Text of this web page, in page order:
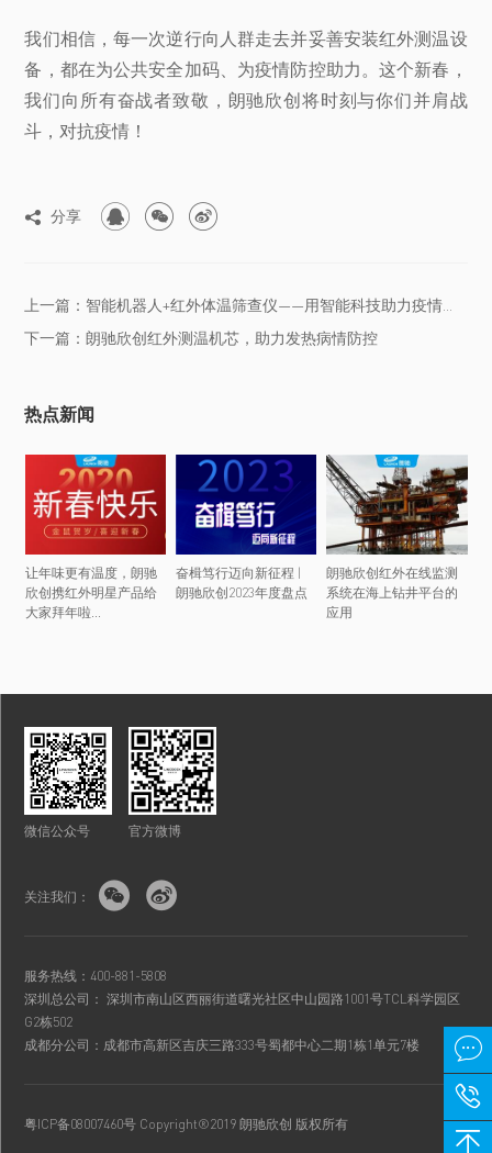
我们相信，每一次逆行向人群走去并妥善安装红外测温设
备，都在为公共安全加码、为疫情防控助力。这个新春，
我们向所有奋战者致敬，朗驰欣创将时刻与你们并肩战
斗，对抗疫情！
 分享   
下一篇：朗驰欣创红外测温机芯，助力发热病情防控
热点新闻
让年味更有温度，朗驰
欣创携红外明星产品给
大家拜年啦...
奋楫笃行迈向新征程 |
朗驰欣创2023年度盘点
朗驰欣创红外在线监测
系统在海上钻井平台的
应用
微信公众号 官方微博
关注我们：  
服务热线：400-881-5808
深圳总公司： 深圳市南山区西丽街道曙光社区中山园路1001号TCL科学园区
G2栋502
成都分公司：成都市高新区吉庆三路333号蜀都中心二期1栋1单元7楼
粤ICP备08007460号 Copyright®2019 朗驰欣创 版权所有


